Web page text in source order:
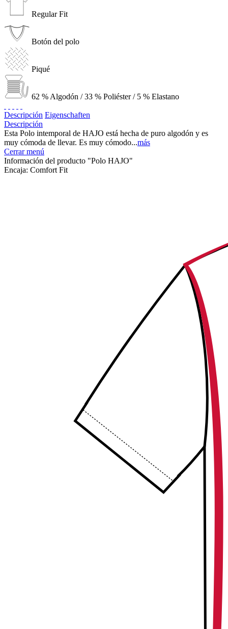
Regular Fit
Botón del polo
Piqué
62 % Algodón / 33 % Poliéster / 5 % Elastano
Descripción Eigenschaften
Descripción
Esta Polo intemporal de HAJO está hecha de puro algodón y es
muy cómoda de llevar. Es muy cómodo...más
Cerrar menú
Información del producto "Polo HAJO"
Encaja: Comfort Fit